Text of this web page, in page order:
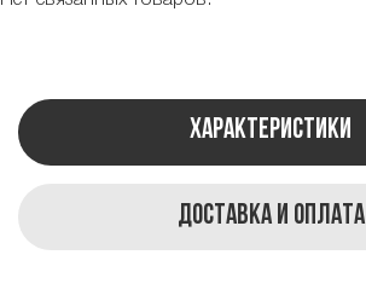
Характеристики
Доставка и оплата